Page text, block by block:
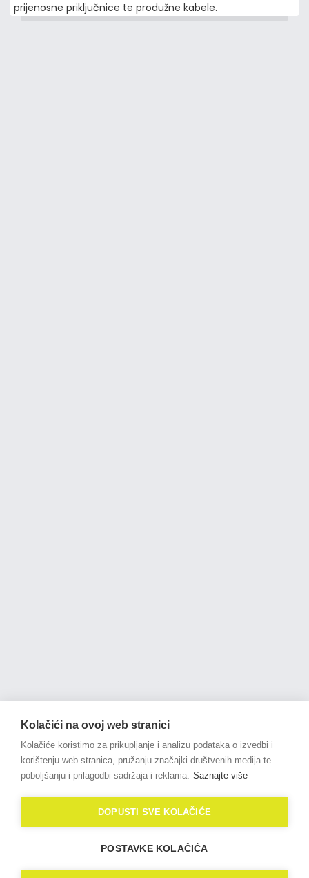
prijenosne priključnice te produžne kabele.
© 2021OligoLux. All Rights
Reserved.Izrada web stranica
Domidona IT
Kolačići na ovoj web stranici
Kolačiće koristimo za prikupljanje i analizu podataka o izvedbi i
korištenju web stranica, pružanju značajki društvenih medija te
poboljšanju i prilagodbi sadržaja i reklama. Saznajte više
DOPUSTI SVE KOLAČIĆE
POSTAVKE KOLAČIĆA